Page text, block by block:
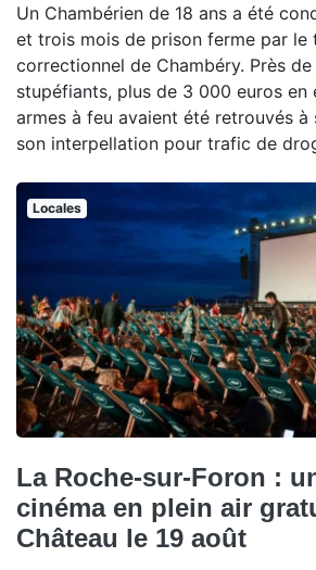
Un Chambérien de 18 ans a été
et trois mois de prison ferme par le
correctionnel de Chambéry. Près
stupéfiants, plus de 3 000 euros en
armes à feu avaient été retrouvés
son interpellation pour trafic de
Locales
La Roche-sur-Foron :
cinéma en plein air
Château le 19 août